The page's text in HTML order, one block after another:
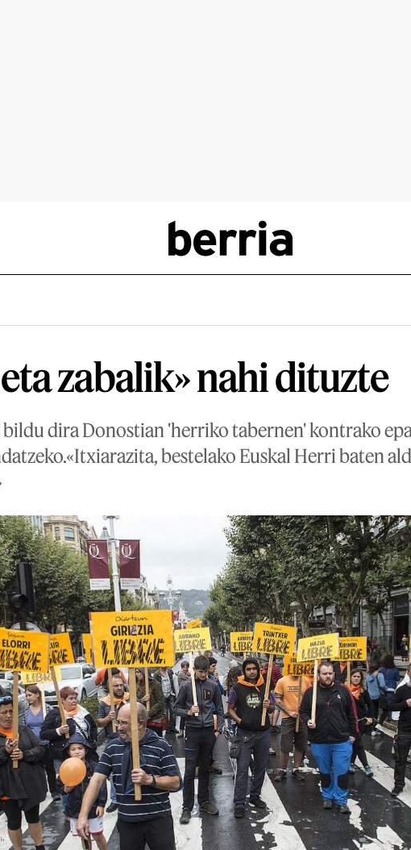
zabalik» nahi dituzte
dira Donostian 'herriko tabernen' kontrako
bestelako Euskal Herri baten